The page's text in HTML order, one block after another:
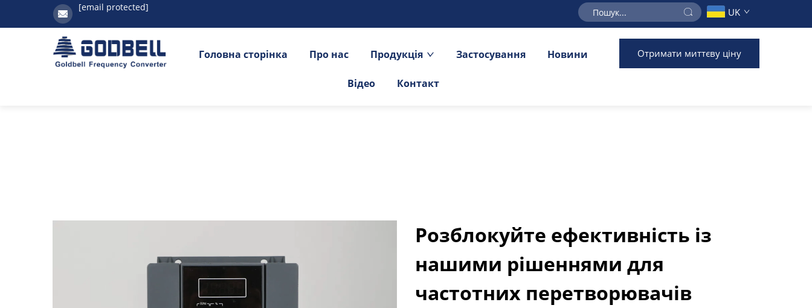
[email protected] UK
Головна сторінка Про нас Продукція Застосування Новини
Відео Контакт
Отримати миттєву ціну
Розблокуйте ефективність із
нашими рішеннями для
частотних перетворювачів